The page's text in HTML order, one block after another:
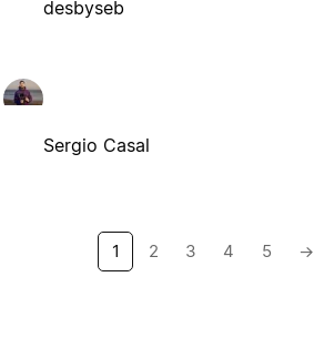
desbyseb
Sergio Casal
1 2 3 4 5 →